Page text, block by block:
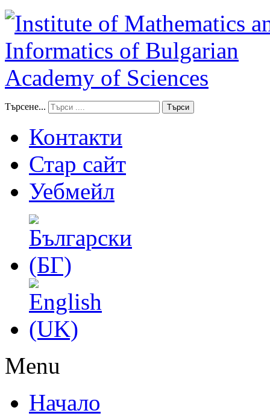
Търсене... Търси
Контакти
Стар сайт
Уебмейл
Menu
Начало